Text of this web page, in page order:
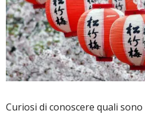
Curiosi di conoscere quali sono